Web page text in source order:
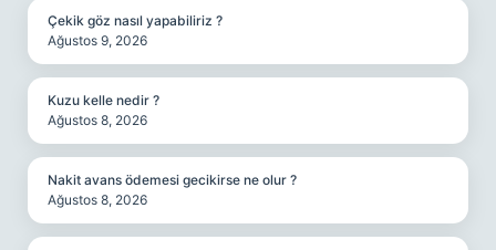
Çekik göz nasıl yapabiliriz ?
Ağustos 9, 2026
Kuzu kelle nedir ?
Ağustos 8, 2026
Nakit avans ödemesi gecikirse ne olur ?
Ağustos 8, 2026